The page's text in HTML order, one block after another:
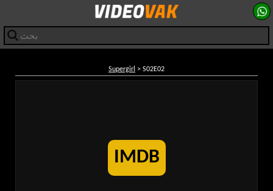
Supergirl > S02E02
IMDB